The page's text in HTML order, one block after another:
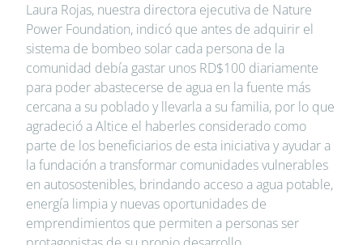
Laura Rojas, nuestra directora ejecutiva de Nature
Power Foundation, indicó que antes de adquirir el
sistema de bombeo solar cada persona de la
comunidad debía gastar unos RD$100 diariamente
para poder abastecerse de agua en la fuente más
cercana a su poblado y llevarla a su familia, por lo que
agradeció a Altice el haberles considerado como
parte de los beneficiarios de esta iniciativa y ayudar a
la fundación a transformar comunidades vulnerables
en autosostenibles, brindando acceso a agua potable,
energía limpia y nuevas oportunidades de
emprendimientos que permiten a personas ser